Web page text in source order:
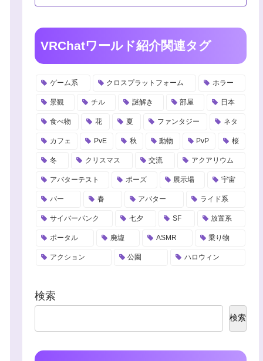
VRChatワールド紹介関連タグ
ゲーム系 クロスプラットフォーム ホラー
景観 チル 謎解き 部屋 日本
食べ物 花 夏 ファンタジー ネタ
カフェ PvE 秋 動物 PvP 桜
冬 クリスマス 交流 アクアリウム
アバターテスト ポーズ 展示場 宇宙
バー 春 アバター ライド系
サイバーパンク 七夕 SF 放置系
ポータル 廃墟 ASMR 乗り物
アクション 公園 ハロウィン
検索
検索